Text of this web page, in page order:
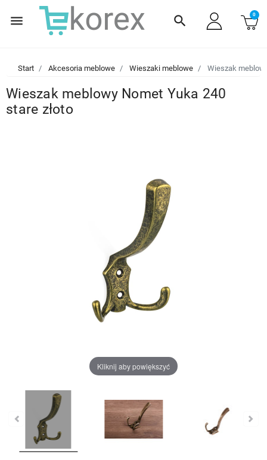
menu search 0
Start Akcesoria meblowe Wieszaki meblowe Wieszak
Wieszak meblowy Nomet Yuka 240
stare złoto
Kliknij aby powiększyć